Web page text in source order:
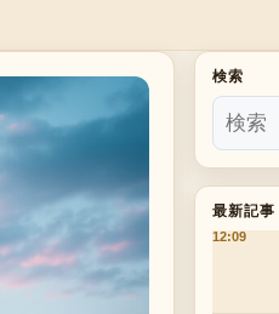
検索
最新記事
12:09